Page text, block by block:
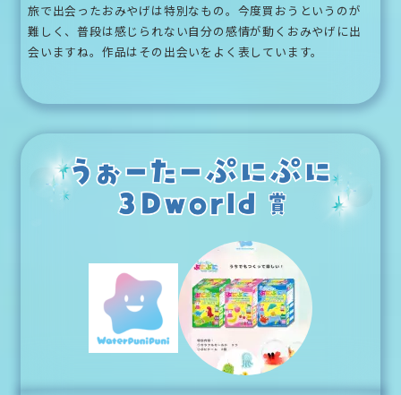
旅で出会ったおみやげは特別なもの。今度買おうというのが
難しく、普段は感じられない自分の感情が動くおみやげに出
会いますね。作品はその出会いをよく表しています。